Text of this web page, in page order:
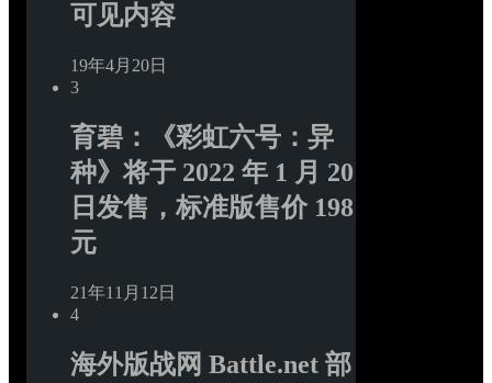
可见内容
19年4月20日
3
育碧：《彩虹六号：异
种》将于 2022 年 1 月 20
日发售，标准版售价 198
元
21年11月12日
4
海外版战网 Battle.net 部